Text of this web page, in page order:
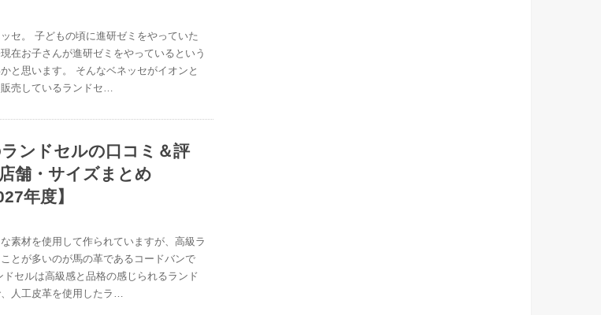
セ。 子どもの頃に進研ゼミをやっていた
在お子さんが進研ゼミをやっているという
と思います。 そんなベネッセがイオンと
売しているランドセ…
ンドセルの口コミ＆評
舗・サイズまとめ
年度】
素材を使用して作られていますが、高級ラ
とが多いのが馬の革であるコードバンで
セルは高級感と品格の感じられるランド
人工皮革を使用したラ…